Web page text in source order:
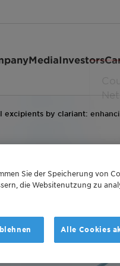
MediaInvestors
excipients by clariant:
Sie der Speicherung von
die Websitenutzung zu
Alle Cookies